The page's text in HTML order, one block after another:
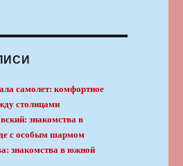
самолет: комфортное
столицами
знакомства в
с особым шармом
знакомства в южной